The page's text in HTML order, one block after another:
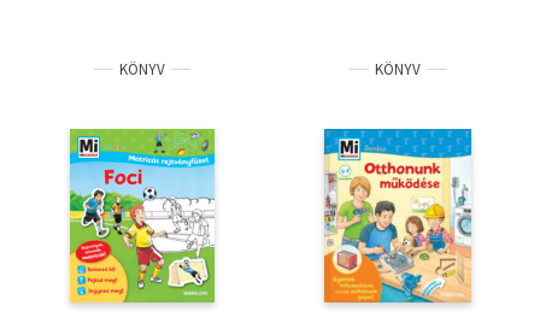
Tankönyv, segédkönyv
Társadalomtudomány
Természettudomány
Történelem
Vallás
KÖNYV KÖNYV